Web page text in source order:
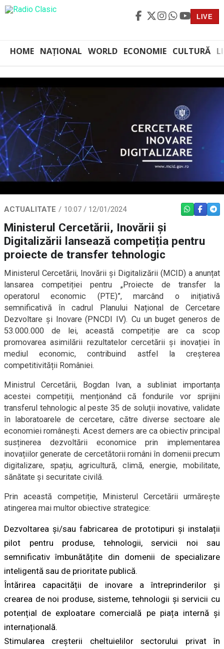
LIVE
HOME NAȚIONAL WORLD ECONOMIE CULTURĂ
ACTUALITATE 10:07 / 12/01/2024 WHATSAPP
Ministerul Cercetării, Inovării și
Digitalizării lansează competiția pentru
proiecte de transfer tehnologic
Ministerul Cercetării, Inovării și Digitalizării (MCID) a anunțat
lansarea competiției pentru „Proiecte de transfer la
operatorul economic (PTE)”, marcând o inițiativă
semnificativă în cadrul Planului Național de Cercetare
Dezvoltare și Inovare (PNCDI IV). Cu un buget generos de
53.000.000 de lei, această competiție are ca scop
promovarea asimilării rezultatelor cercetării și inovației în
mediul economic, contribuind astfel la creșterea
competitivității României.
Ministrul Cercetării, Bogdan Ivan, a subliniat importanța
acestei competiții, menționând că fondurile vor sprijini
transferul tehnologic al peste 35 de soluții inovative, validate
în laboratoarele de cercetare, către diverse sectoare ale
economiei românești. Acest demers are ca obiectiv principal
susținerea dezvoltării economice prin implementarea
inovațiilor generate de cercetătorii români în domenii precum
digitalizare, spațiu, agricultură, climă, energie, mobilitate,
sănătate și securitate civilă.
Prin această competiție, Ministerul Cercetării urmărește
atingerea mai multor obiective strategice:
Dezvoltarea și/sau fabricarea de prototipuri și instalații
pilot pentru produse, tehnologii, servicii noi sau
semnificativ îmbunătățite din domenii de specializare
inteligentă sau de prioritate publică.
Întărirea capacității de inovare a întreprinderilor și
crearea de noi produse, sisteme, tehnologii și servicii cu
potențial de exploatare comercială pe piața internă și
internațională.
Stimularea creșterii cheltuielilor sectorului privat în